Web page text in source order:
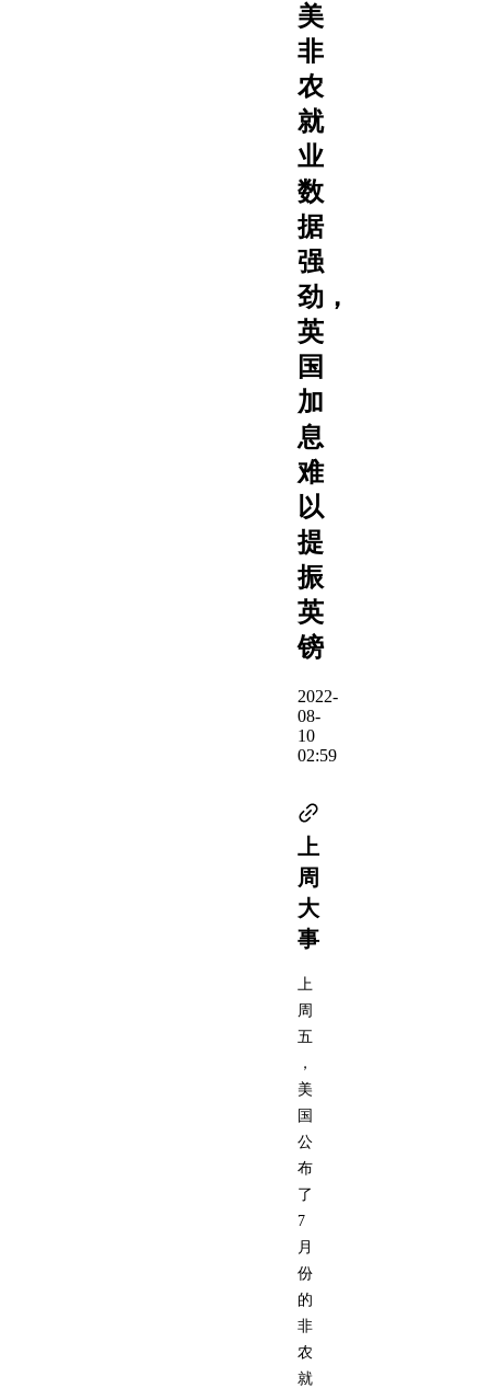
美
非
农
就
业
数
据
强
劲，
英
国
加
息
难
以
提
振
英
镑
2022-
08-
10
02:59
上
周
大
事
上
周
五
，
美
国
公
布
了
7
月
份
的
非
农
就